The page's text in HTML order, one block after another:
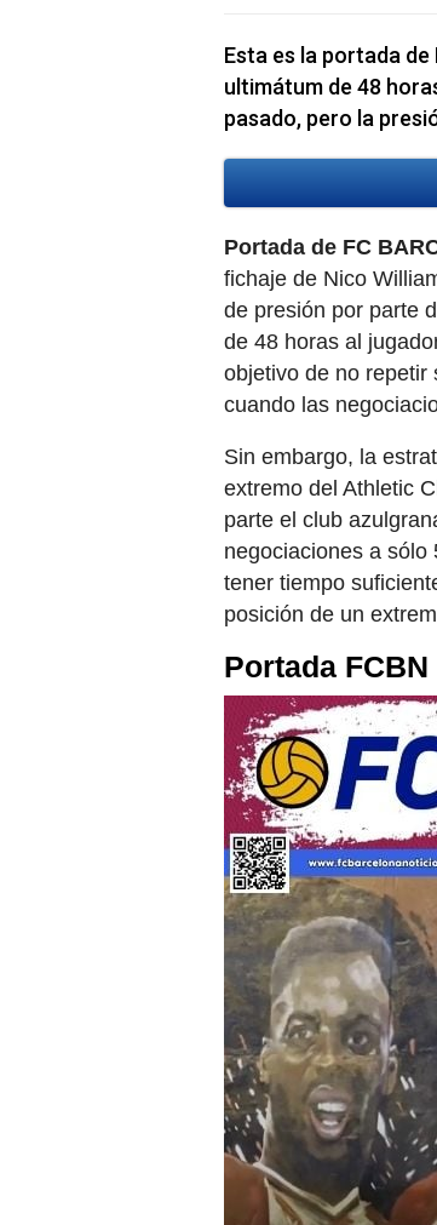
Esta es la portada de
ultimátum de 48
pasado, pero la
Portada de FC
fichaje de Nico
de presión por parte
de 48 horas al
objetivo de no repetir
cuando las
Sin embargo, la
extremo del Athletic
parte el club
negociaciones a
tener tiempo
posición de un
Portada